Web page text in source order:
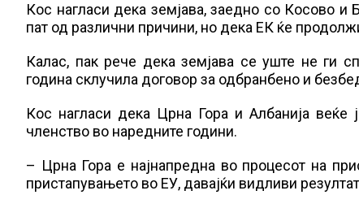
Кос нагласи дека земјава, заедно со Косово и
пат од различни причини, но дека ЕК ќе
Калас, пак рече дека земјава се уште не ги
година склучила договор за одбранбено и
Кос нагласи дека Црна Гора и Албанија веќе
членство во наредните години.
– Црна Гора е најнапредна во процесот на
пристапувањето во ЕУ, давајќи видливи